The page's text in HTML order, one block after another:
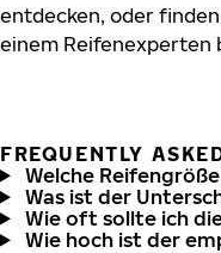
entdecken, oder finden
einem Reifenexperten
FREQUENTLY
Welche
Was ist der
Wie oft sollte ich
Wie hoch ist der